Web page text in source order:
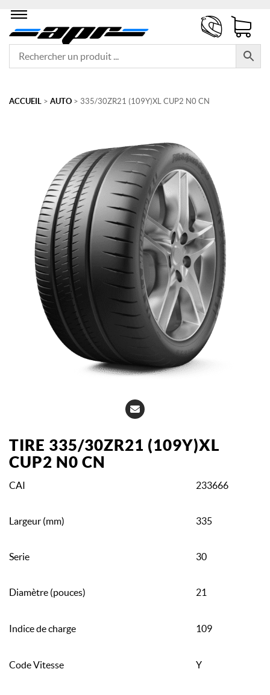
ACCUEIL > AUTO > 335/30ZR21 (109Y)XL CUP2 N0 CN
TIRE 335/30ZR21 (109Y)XL
CUP2 N0 CN
CAI 233666
Largeur (mm) 335
Serie 30
Diamètre (pouces) 21
Indice de charge 109
Code Vitesse Y